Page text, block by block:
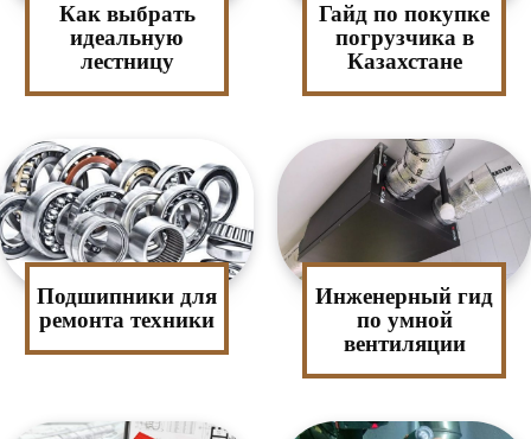
Как выбрать
идеальную
лестницу
Гайд по покупке
погрузчика в
Казахстане
Подшипники для
ремонта техники
Инженерный гид
по умной
вентиляции